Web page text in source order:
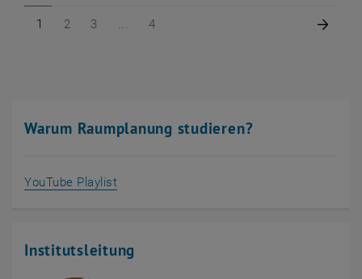
Seite 1 von 4
1 Seite 2 von 4
2 Seite 3 von 4
3 Seite 4 von 4
4
Warum Raumplanung studieren?
YouTube Playlist
Institutsleitung